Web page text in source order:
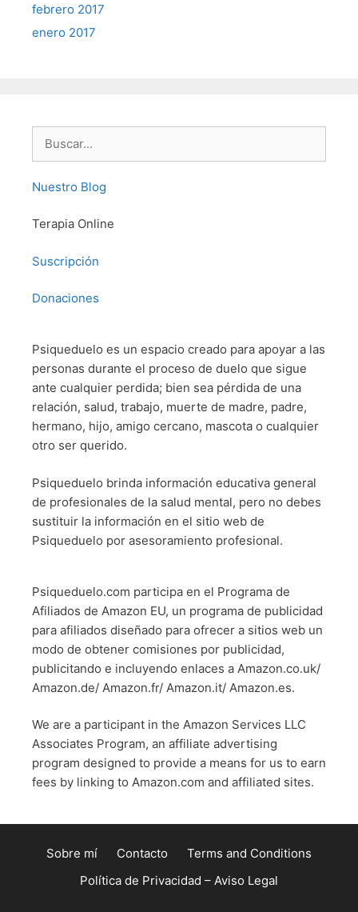
febrero 2017
enero 2017
Nuestro Blog
Terapia Online
Suscripción
Donaciones
Psiqueduelo es un espacio creado para apoyar a las
personas durante el proceso de duelo que sigue
ante cualquier perdida; bien sea pérdida de una
relación, salud, trabajo, muerte de madre, padre,
hermano, hijo, amigo cercano, mascota o cualquier
otro ser querido.
Psiqueduelo brinda información educativa general
de profesionales de la salud mental, pero no debes
sustituir la información en el sitio web de
Psiqueduelo por asesoramiento profesional.
Psiqueduelo.com participa en el Programa de
Afiliados de Amazon EU, un programa de publicidad
para afiliados diseñado para ofrecer a sitios web un
modo de obtener comisiones por publicidad,
publicitando e incluyendo enlaces a Amazon.co.uk/
Amazon.de/ Amazon.fr/ Amazon.it/ Amazon.es.
We are a participant in the Amazon Services LLC
Associates Program, an affiliate advertising
program designed to provide a means for us to earn
fees by linking to Amazon.com and affiliated sites.
Sobre mí Contacto
Terms and Conditions
Política de Privacidad – Aviso Legal